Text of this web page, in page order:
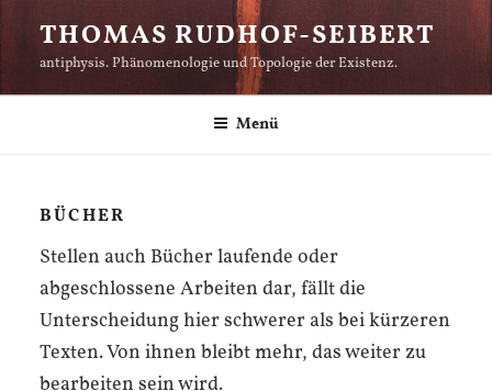
Inhalt
springen
THOMAS RUDHOF-SEIBERT
antiphysis. Phänomenologie und Topologie der Existenz.
Menü
BÜCHER
Stellen auch Bücher laufende oder
abgeschlossene Arbeiten dar, fällt die
Unterscheidung hier schwerer als bei kürzeren
Texten. Von ihnen bleibt mehr, das weiter zu
bearbeiten sein wird.